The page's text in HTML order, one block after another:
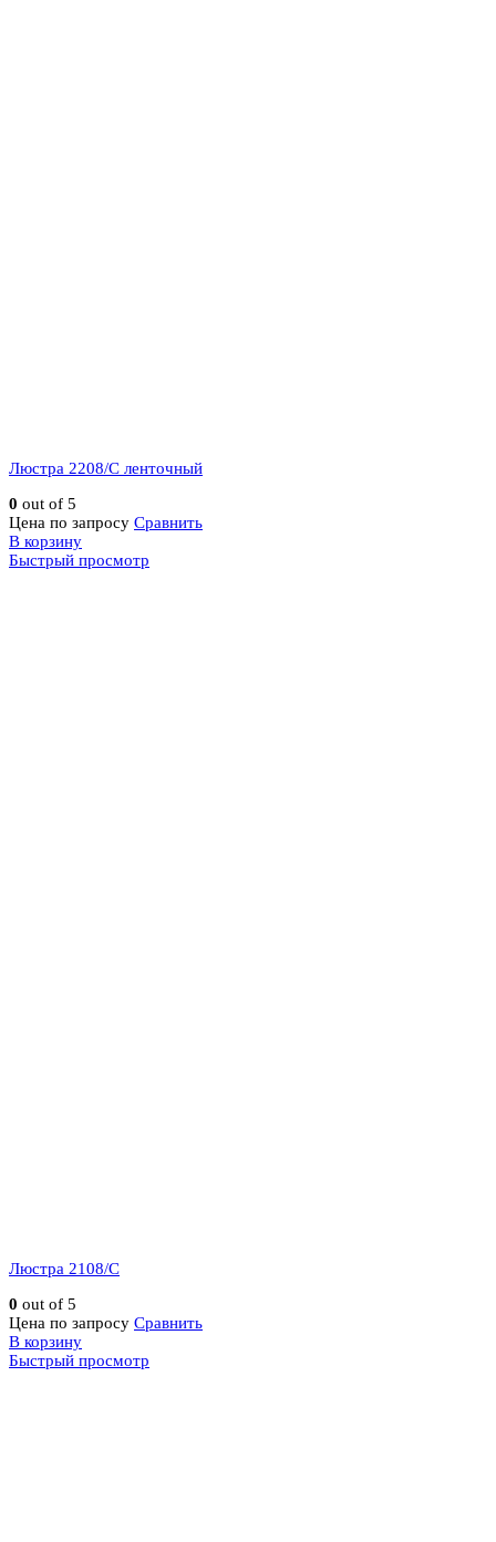
Люстра 2208/C ленточный
0 out of 5
Цена по запросу Сравнить
В корзину
Быстрый просмотр
Люстра 2108/C
0 out of 5
Цена по запросу Сравнить
В корзину
Быстрый просмотр